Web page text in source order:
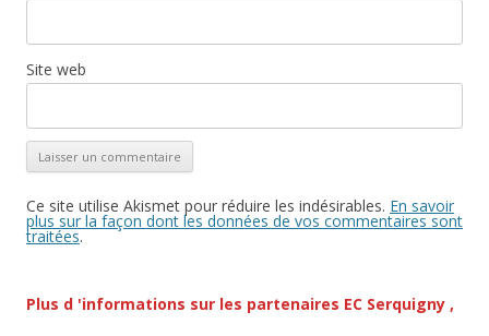
Site web
Ce site utilise Akismet pour réduire les indésirables. En savoir
plus sur la façon dont les données de vos commentaires sont
traitées.
Plus d 'informations sur les partenaires EC Serquigny ,